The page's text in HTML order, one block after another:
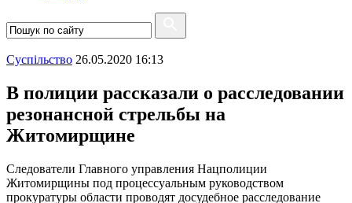
Суспiльство 26.05.2020 16:13
В полиции рассказали о расследовании
резонансной стрельбы на
Житомирщине
Следователи Главного управления Нацполиции
Житомирщины под процессуальным руководством
прокуратуры области проводят досудебное расследование